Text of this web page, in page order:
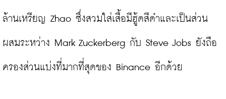
ล้านเหรียญ Zhao ซึ่งสวมใส่เสื้อมีฮู้ดสีดำและเป็นส่วน
ผสมระหว่าง Mark Zuckerberg กับ Steve Jobs ยังถือ
ครองส่วนแบ่งที่มากที่สุดของ Binance อีกด้วย